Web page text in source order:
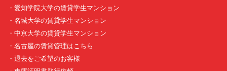
・愛知学院大学の賃貸学生マンション
・名城大学の賃貸学生マンション
・中京大学の賃貸学生マンション
・名古屋の賃貸管理はこちら
・退去をご希望のお客様